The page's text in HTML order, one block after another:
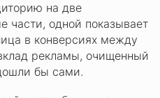
на две
части, одной показывает
в конверсиях между
рекламы, очищенный
бы сами.